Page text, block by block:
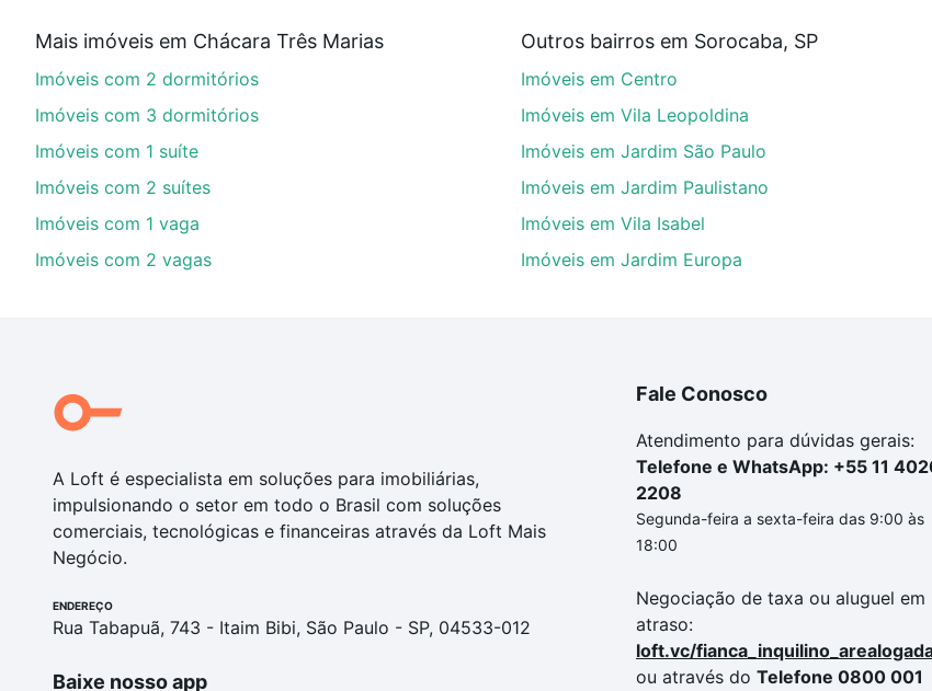
Aqui na Loft temos a oferta ideal para você, com Imóveis com 4 suites à venda em Chácara Três Marias,
opções de financiamento imobiliário as parcelas podem se adequar ao seu orçamento. Se ainda tem
veja em nosso portal quanto custa comprar um apartamento e conte com a gente para comprar o imóvel
Mais imóveis em Chácara Três Marias
Imóveis com 2 dormitórios
Imóveis com 3 dormitórios
Imóveis com 1 suíte
Imóveis com 2 suítes
Imóveis com 1 vaga
Imóveis com 2 vagas
Outros bairros em Sorocaba, SP
Imóveis em Centro
Imóveis em Vila Leopoldina
Imóveis em Jardim São Paulo
Imóveis em Jardim Paulistano
Imóveis em Vila Isabel
Imóveis em Jardim Europa
A Loft é especialista em soluções para imobiliárias,
impulsionando o setor em todo o Brasil com soluções
comerciais, tecnológicas e financeiras através da Loft Mais
Negócio.
ENDEREÇO
Rua Tabapuã, 743 - Itaim Bibi, São Paulo - SP, 04533-012
Baixe nosso app
Fale Conosco
Atendimento para dúvidas gerais:
Telefone e WhatsApp: +55 11
2208
Segunda-feira a sexta-feira das 9:00 às
18:00
Negociação de taxa ou aluguel em
atraso:
loft.vc/
ou através do Telefone 0800 001